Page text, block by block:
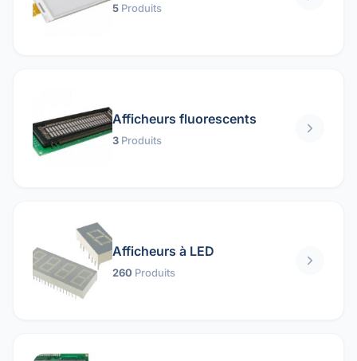
5 Produits
Afficheurs fluorescents
3 Produits
Afficheurs à LED
260 Produits